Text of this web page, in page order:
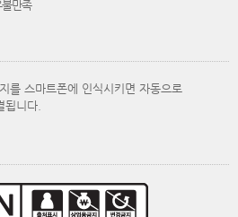
불만족
를 스마트폰에 인식시키면 자동으로
됩니다.